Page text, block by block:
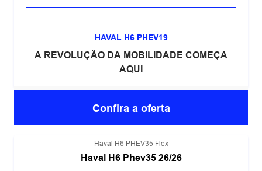
TECNOLOGIA HI4
HAVAL H6 PHEV19
A REVOLUÇÃO DA MOBILIDADE COMEÇA
AQUI
Confira a oferta
Haval H6 PHEV35 Flex
Haval H6 Phev35 26/26